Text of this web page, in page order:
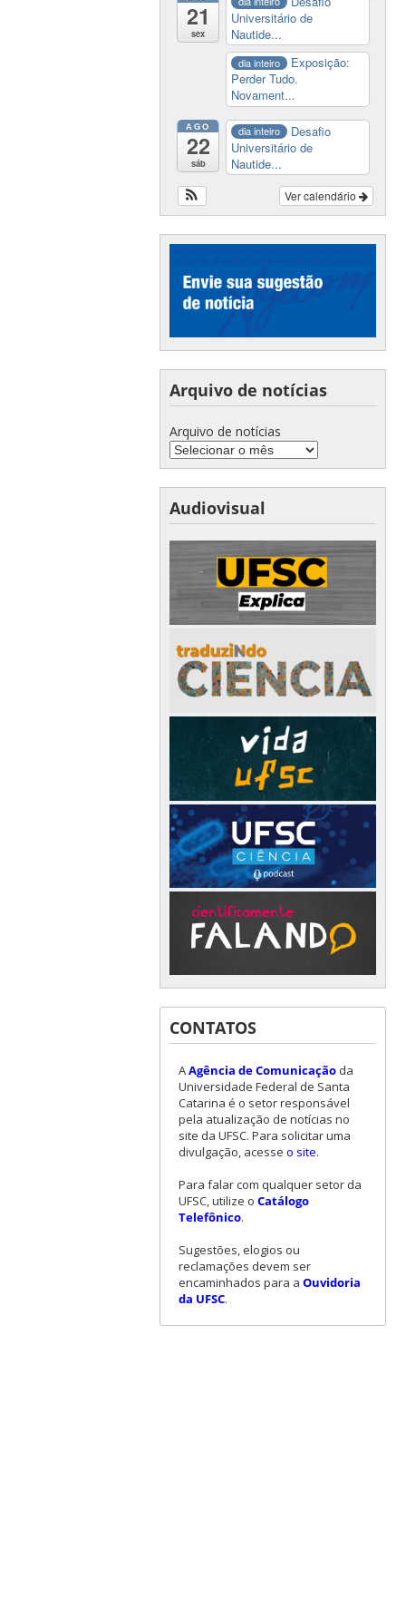
21
sex
Universitário de
Nautide...
dia inteiro
Exposição:
Perder Tudo.
Novament...
AGO
22
sáb
dia inteiro
Desafio
Universitário de
Nautide...
Ver calendário
Arquivo de notícias
Arquivo de notícias
Audiovisual
CONTATOS
AAgência de Comunicaçãoda
Universidade Federal de Santa
Catarina é o setor responsável
pela atualização de notícias no
site da UFSC. Para solicitar uma
divulgação, acesse o site.
Para falar com qualquer setor da
UFSC, utilize o Catálogo
Telefônico.
Sugestões, elogios ou
reclamações devem ser
encaminhados para a Ouvidoria
da UFSC.